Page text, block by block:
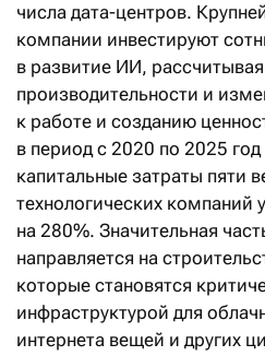
числа дата-центров.
компании инвестируют
в развитие ИИ,
производительности и
к работе и созданию
в период с 2020 по 2025
капитальные затраты пяти
технологических компаний
на 280%. Значительная
направляется на
которые становятся
инфраструктурой для
интернета вещей и других